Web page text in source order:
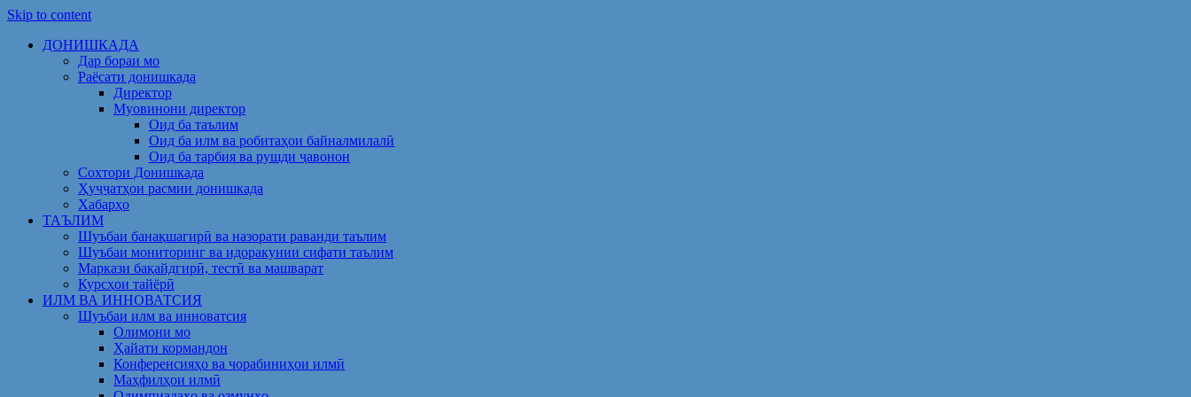
Skip to content
ДОНИШКАДА
Дар бораи мо
Раёсати донишкада
Директор
Муовинони директор
Оид ба таълим
Оид ба илм ва робитаҳои байналмилалӣ
Оид ба тарбия ва рушди ҷавонон
Сохтори Донишкада
Ҳуҷҷатҳои расмии донишкада
Хабарҳо
ТАЪЛИМ
Шуъбаи банақшагирӣ ва назорати раванди таълим
Шуъбаи мониторинг ва идоракунии сифати таълим
Маркази бақайдгирӣ, тестӣ ва машварат
Курсҳои тайёрӣ
ИЛМ ВА ИННОВАТСИЯ
Шуъбаи илм ва инноватсия
Олимони мо
Ҳайати кормандон
Конференсияҳо ва чорабиниҳои илмӣ
Маҳфилҳои илмӣ